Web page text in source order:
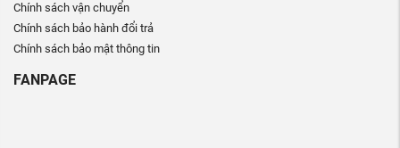
Chính sách vận chuyển
Chính sách bảo hành đổi trả
Chính sách bảo mật thông tin
FANPAGE